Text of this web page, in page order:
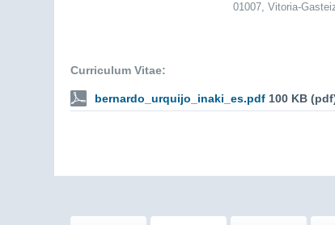
01007, Vitoria-
Curriculum Vitae:
bernardo_urquijo_inaki_es.pdf 100 KB